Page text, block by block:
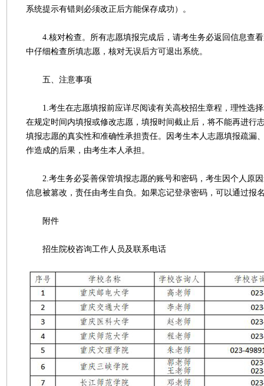
系统提示有错则必须改正后方能保存成功）。
4.核对检查。所有志愿填报完成后，请考生务必返回信息查看
中仔细检查所填志愿，核对无误后方可退出系统。
五、注意事项
1.考生在志愿填报前应详尽阅读有关高校招生章程，理性选择
在规定时间内填报或修改志愿，填报时间截止后，将不能再进行
填报志愿的真实性和准确性承担责任。因考生本人志愿填报疏漏
作造成的后果，由考生本人承担。
2.考生务必妥善保管填报志愿的账号和密码，考生因个人原因
信息被篡改，责任由考生自负。如果忘记登录密码，可以通过报
附件
招生院校咨询工作人员及联系电话